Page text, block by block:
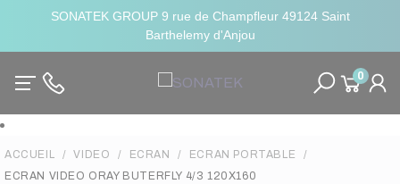
SONATEK GROUP 9 rue de Champfleur 49124 Saint
Barthelemy d'Anjou
0
ACCUEIL VIDEO ECRAN
ECRAN PORTABLE
ECRAN VIDEO ORAY BUTERFLY 4/3 120X160